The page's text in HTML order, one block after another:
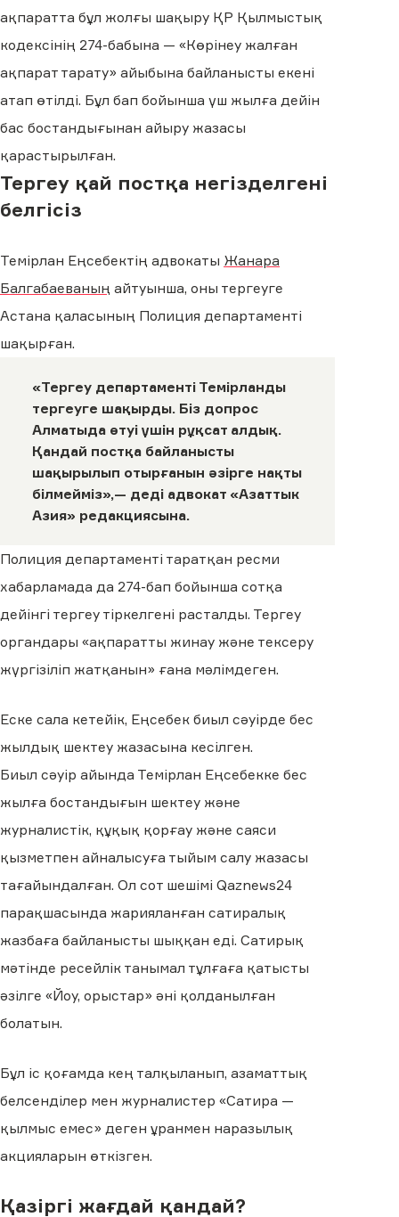
ақпаратта бұл жолғы шақыру ҚР Қылмыстық
кодексінің 274-бабына — «Көрінеу жалған
ақпарат тарату» айыбына байланысты екені
атап өтілді. Бұл бап бойынша үш жылға дейін
бас бостандығынан айыру жазасы
қарастырылған.
Тергеу қай постқа негізделгені
белгісіз
Темірлан Еңсебектің адвокаты Жанара
Балгабаеваның айтуынша, оны тергеуге
Астана қаласының Полиция департаменті
шақырған.
«Тергеу департаменті Темірланды
тергеуге шақырды. Біз допрос
Алматыда өтуі үшін рұқсат алдық.
Қандай постқа байланысты
шақырылып отырғанын әзірге нақты
білмейміз»,— деді адвокат «Азаттык
Азия» редакциясына.
Полиция департаменті таратқан ресми
хабарламада да 274-бап бойынша сотқа
дейінгі тергеу тіркелгені расталды. Тергеу
органдары «ақпаратты жинау және тексеру
жүргізіліп жатқанын» ғана мәлімдеген.
Еске сала кетейік, Еңсебек биыл сәуірде бес
жылдық шектеу жазасына кесілген.
Биыл сәуір айында Темірлан Еңсебекке бес
жылға бостандығын шектеу және
журналистік, құқық қорғау және саяси
қызметпен айналысуға тыйым салу жазасы
тағайындалған. Ол сот шешімі Qaznews24
парақшасында жарияланған сатиралық
жазбаға байланысты шыққан еді. Сатирық
мәтінде ресейлік танымал тұлғаға қатысты
әзілге «Йоу, орыстар» әні қолданылған
болатын.
Бұл іс қоғамда кең талқыланып, азаматтық
белсенділер мен журналистер «Сатира —
қылмыс емес» деген ұранмен наразылық
акцияларын өткізген.
Қазіргі жағдай қандай?